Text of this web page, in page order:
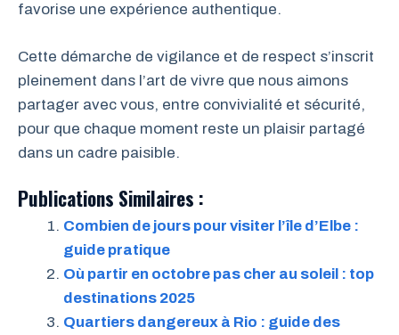
favorise une expérience authentique.
Cette démarche de vigilance et de respect s’inscrit
pleinement dans l’art de vivre que nous aimons
partager avec vous, entre convivialité et sécurité,
pour que chaque moment reste un plaisir partagé
dans un cadre paisible.
Publications Similaires :
Combien de jours pour visiter l’île d’Elbe :
guide pratique
Où partir en octobre pas cher au soleil : top
destinations 2025
Quartiers dangereux à Rio : guide des